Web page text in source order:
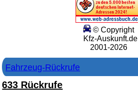
© Copyright
Kfz-Auskunft.de
2001-2026
Fahrzeug-Rückrufe
633 Rückrufe